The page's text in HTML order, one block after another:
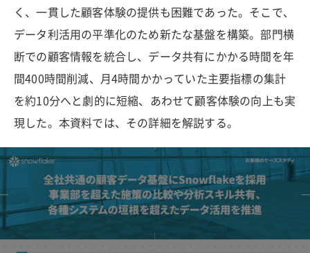
く、一貫した顧客体験の提供も困難であった。そこで、
データ利活用の平準化のため新たな基盤を構築。部門横
断での顧客情報を統合し、データ共有にかかる時間を年
間400時間削減、月4時間かかっていた主要指標の集計
を約10分へと劇的に短縮、あわせて顧客体験の向上も実
現した。本資料では、その詳細を解説する。